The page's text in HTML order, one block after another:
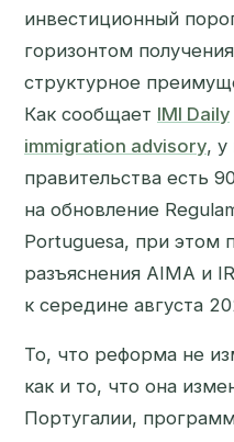
инвестиционный
горизонтом
структурное
Как сообщает IMI Daily
immigration advisory, у
правительства есть
на обновление
Portuguesa, при этом
разъяснения AIMA и
к середине августа
То, что реформа не
как и то, что она
Португалии,